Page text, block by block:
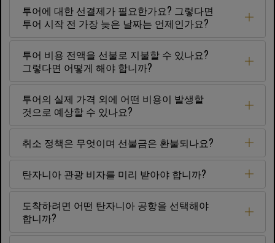
투어에 대한 선결제가 필요한가요? 그렇다면
투어 시작 전 가장 늦은 날짜는 언제인가요?
투어 비용 전액을 선불로 지불할 수 있나요?
그렇다면 어떻게 해야 합니까?
투어의 실제 가격 외에 어떤 비용이 발생할
것으로 예상할 수 있나요?
취소 정책은 무엇이며 선불금은 환불되나요?
탄자니아 관광 비자를 미리 받아야 합니까?
도착하려면 어떤 탄자니아 공항을 선택해야
합니까?